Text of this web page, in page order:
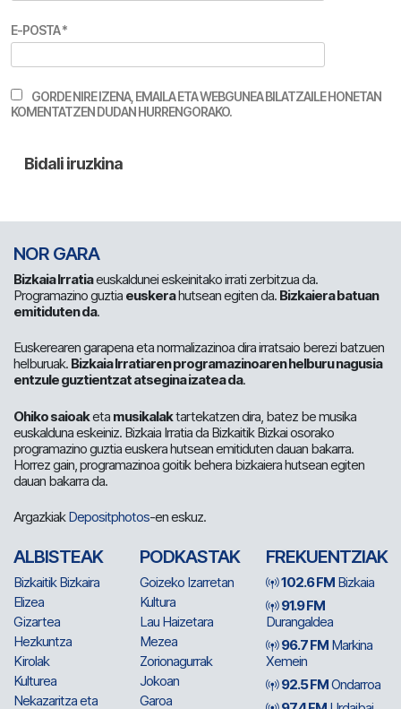
E-POSTA*
GORDE NIRE IZENA, EMAILA ETA WEBGUNEA BILATZAILE HONETAN
KOMENTATZEN DUDAN HURRENGORAKO.
NOR GARA
Bizkaia Irratiaeuskaldunei eskeinitako irrati zerbitzua da.
Programazino guztia euskerahutsean egiten da. Bizkaiera batuan
emitiduten da.
Euskerearen garapena eta normalizazinoa dira irratsaio berezi batzuen
helburuak. Bizkaia Irratiaren programazinoaren helburu nagusia
entzule guztientzat atsegina izatea da.
Ohiko saioaketa musikalaktartekatzen dira, batez be musika
euskalduna eskeiniz. Bizkaia Irratia da Bizkaitik Bizkai osorako
programazino guztia euskera hutsean emitiduten dauan bakarra.
Horrez gain, programazinoa goitik behera bizkaiera hutsean egiten
dauan bakarra da.
ArgazkiakDepositphotos-en eskuz.
ALBISTEAK
Bizkaitik Bizkaira
Elizea
Gizartea
Hezkuntza
Kirolak
Kulturea
Nekazaritza eta
PODKASTAK
Goizeko Izarretan
Kultura
Lau Haizetara
Mezea
Zorionagurrak
Jokoan
Garoa
FREKUENTZIAK
102.6 FM Bizkaia
91.9 FM
Durangaldea
96.7 FM Markina
Xemein
92.5 FMOndarroa